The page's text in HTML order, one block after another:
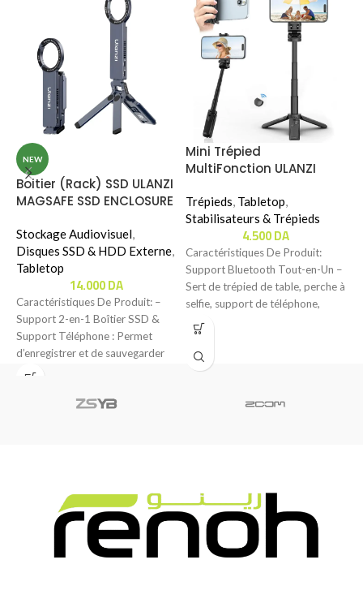
NEW
Boitier (Rack) SSD ULANZI
MAGSAFE SSD ENCLOSURE
Stockage Audiovisuel,
Disques SSD & HDD Externe,
Tabletop
14.000DA
Caractéristiques De Produit: –
Support 2-en-1 Boîtier SSD &
Support Téléphone : Permet
d’enregistrer et de sauvegarder
vos vidéos directement
Mini Trépied
MultiFonction ULANZI
TRIPOD
Trépieds, Tabletop,
Stabilisateurs & Trépieds
4.500DA
Caractéristiques De Produit:
Support Bluetooth Tout-en-Un –
Sert de trépied de table, perche à
selfie, support de téléphone,
poignée Bluetooth,